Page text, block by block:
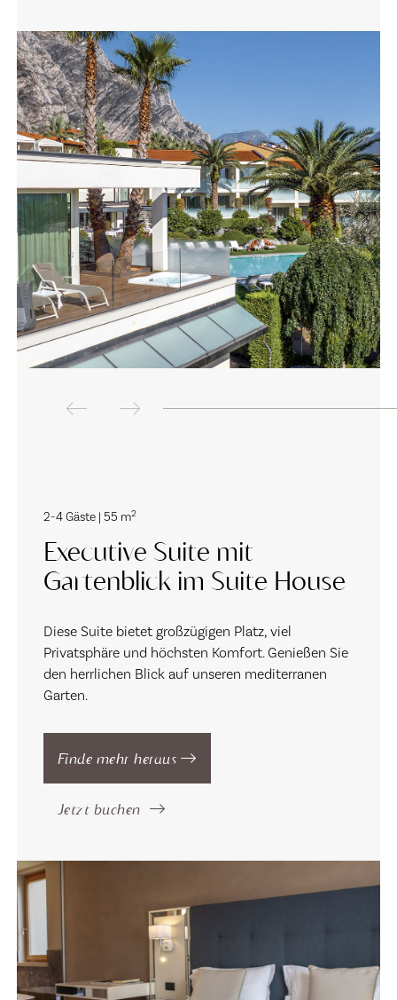
2-4 Gäste | 55 m2
Executive Suite mit
Gartenblick im Suite House
Diese Suite bietet großzügigen Platz, viel
Privatsphäre und höchsten Komfort. Genießen Sie
den herrlichen Blick auf unseren mediterranen
Garten.
Finde mehr heraus
Jetzt buchen